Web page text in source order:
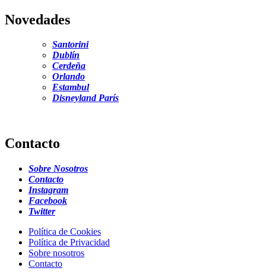
Novedades
Santorini
Dublín
Cerdeña
Orlando
Estambul
Disneyland París
Contacto
Sobre Nosotros
Contacto
Instagram
Facebook
Twitter
Política de Cookies
Política de Privacidad
Sobre nosotros
Contacto